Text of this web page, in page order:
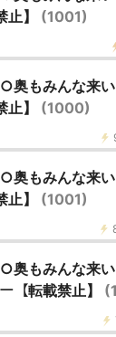
止】 (1001)
奥もみんな来
止】 (1000)
奥もみんな来
止】 (1001)
奥もみんな来
【転載禁止】